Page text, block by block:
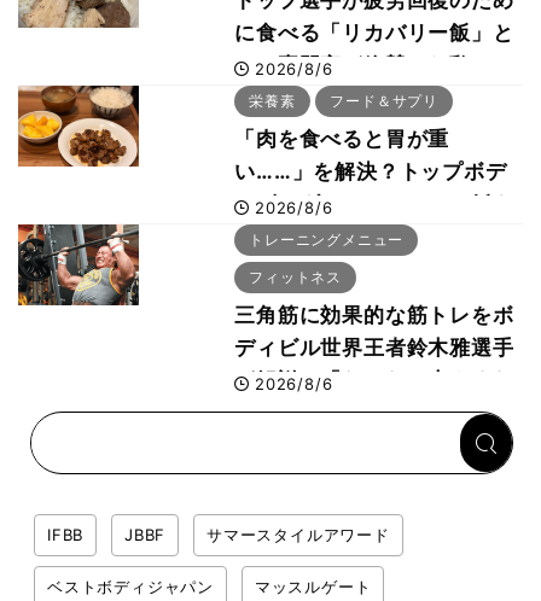
に食べる「リカバリー飯」と
は？専門家が絶賛した鶏レバ
ー活用法
2026/8/6
栄養素 フード＆サプリ
「肉を食べると胃が重
い……」を解決？トップボデ
ィビルダーのリカバリー飯を
専門家がロジカル解説
2026/8/6
トレーニングメニュー
フィットネス
三角筋に効果的な筋トレをボ
ディビル世界王者鈴木雅選手
が解説！「なかなか大きくな
らない肩の鍛え方」前編
2026/8/6
IFBB JBBF サマースタイルアワード
ベストボディジャパン マッスルゲート